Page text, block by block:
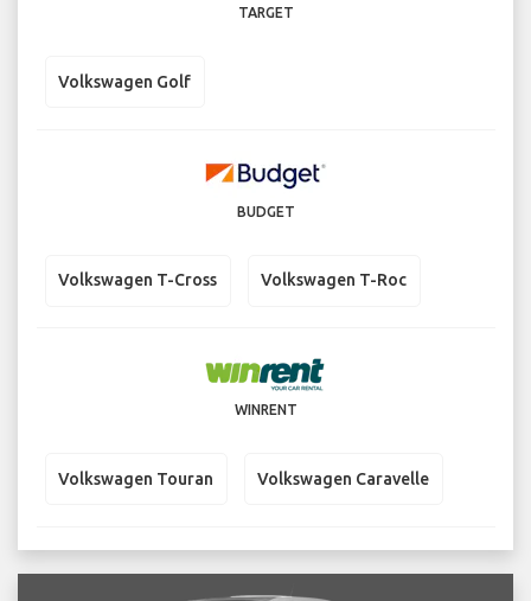
TARGET
Volkswagen Golf
BUDGET
Volkswagen T-Cross Volkswagen T-Roc
WINRENT
Volkswagen Touran Volkswagen Caravelle